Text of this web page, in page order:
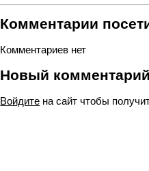
Комментарии
Комментариев нет
Новый
Войдите на сайт чтобы